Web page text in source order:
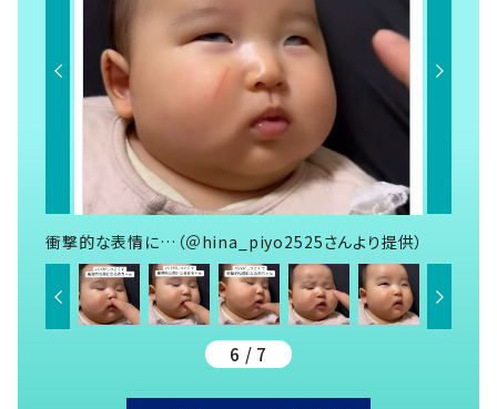
衝撃的な表情に…（＠hina_piyo2525さんより提供）
6 / 7